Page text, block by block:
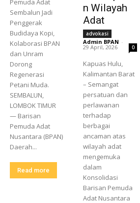
Pemuda Adat
Sembalun Jadi
Penggerak
Budidaya Kopi,
Kolaborasi BPAN
dan Unram
Dorong
Regenerasi
Petani Muda.
SEMBALUN,
LOMBOK TIMUR
— Barisan
Pemuda Adat
Nusantara (BPAN)
Daerah...
Read more
n Wilayah
Adat
advokasi
Admin BPAN -
29 April, 2026 0
Kapuas Hulu,
Kalimantan Barat
– Semangat
persatuan dan
perlawanan
terhadap
berbagai
ancaman atas
wilayah adat
mengemuka
dalam
Konsolidasi
Barisan Pemuda
Adat Nusantara